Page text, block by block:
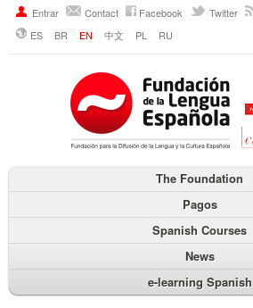
Entrar Contact Facebook Twitter
ES
BR EN 中文 PL RU
The Foundation
Pagos
Spanish Courses
News
e-learning Spanish